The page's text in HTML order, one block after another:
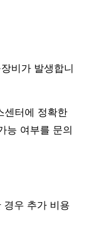
비가 발생합니
센터에 정확한
능 여부를 문의
경우 추가 비용